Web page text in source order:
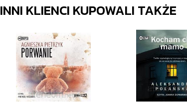
INNI KLIENCI KUPOWALI TAKŻE